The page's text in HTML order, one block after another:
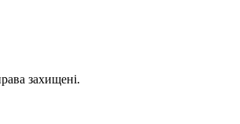
захищені.